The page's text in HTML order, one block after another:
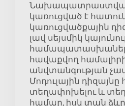
կառուցված է
կառուցվածքային
լավ սեյսմիկ
հավաքվող
անվտանգության
Մոդուլային դիզայնը
տեղափոխելու և
համար, իսկ տան